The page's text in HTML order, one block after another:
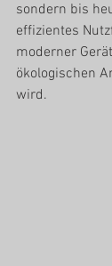
sondern bis
effizientes
moderner
ökologischen
wird.